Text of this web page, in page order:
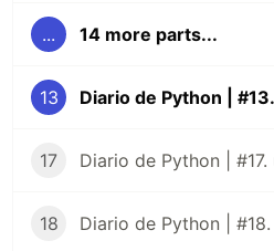
... 14 more parts...
13
17 Diario de Python |
18